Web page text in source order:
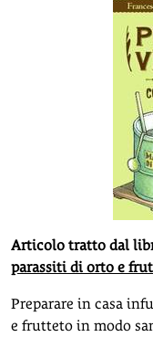
Articolo tratto dal
parassiti di orto e
Preparare in casa
e frutteto in modo